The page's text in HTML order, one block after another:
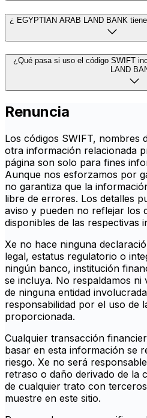
¿ EGYPTIAN ARAB LAND BANK
¿Qué pasa si uso el código SWIFT
LAND
Renuncia
Los códigos SWIFT, nombres
otra información relacionada
página son solo para fines
Aunque nos esforzamos por
no garantiza que la
libre de errores. Los detalles
aviso y pueden no reflejar los
disponibles de las respectivas
Xe no hace ninguna
legal, estatus regulatorio o
ningún banco, institución
se incluya. No respaldamos ni
de ninguna entidad
responsabilidad por el uso de
proporcionada.
Cualquier transacción
basar en esta información se
riesgo. Xe no será
retraso o daño derivado de la
de cualquier trato con
muestre en este sitio.